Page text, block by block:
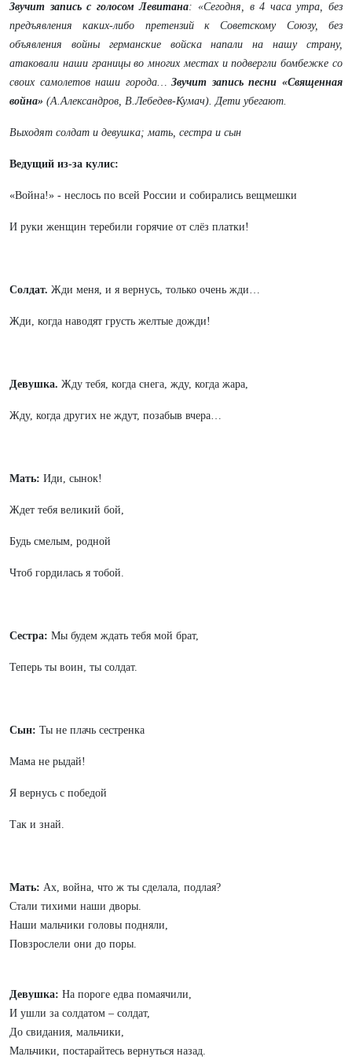
Звучит запись с голосом Левитана: «Сегодня, в 4 часа утра, без
предъявления каких-либо претензий к Советскому Союзу, без
объявления войны германские войска напали на нашу страну,
атаковали наши границы во многих местах и подвергли бомбежке со
своих самолетов наши города…Звучит запись песни «Священная
война» (А.Александров, В.Лебедев-Кумач). Дети убегают.
Выходят солдат и девушка; мать, сестра и сын
Ведущий из-за кулис:
«Война!» - неслось по всей России и собирались вещмешки
И руки женщин теребили горячие от слёз платки!
Солдат. Жди меня, и я вернусь, только очень жди…
Жди, когда наводят грусть желтые дожди!
Девушка. Жду тебя, когда снега, жду, когда жара,
Жду, когда других не ждут, позабыв вчера…
Мать: Иди, сынок!
Ждет тебя великий бой,
Будь смелым, родной
Чтоб гордилась я тобой.
Сестра: Мы будем ждать тебя мой брат,
Теперь ты воин, ты солдат.
Сын: Ты не плачь сестренка
Мама не рыдай!
Я вернусь с победой
Так и знай.
Мать: Ах, война, что ж ты сделала, подлая?
Стали тихими наши дворы.
Наши мальчики головы подняли,
Повзрослели они до поры.
Девушка: На пороге едва помаячили,
И ушли за солдатом – солдат,
До свидания, мальчики,
Мальчики, постарайтесь вернуться назад.